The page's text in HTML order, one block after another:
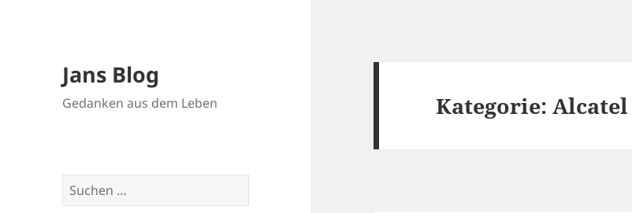
Jans Blog
Gedanken aus dem Leben
Suchen
nach:
Kategorie:Alcatel